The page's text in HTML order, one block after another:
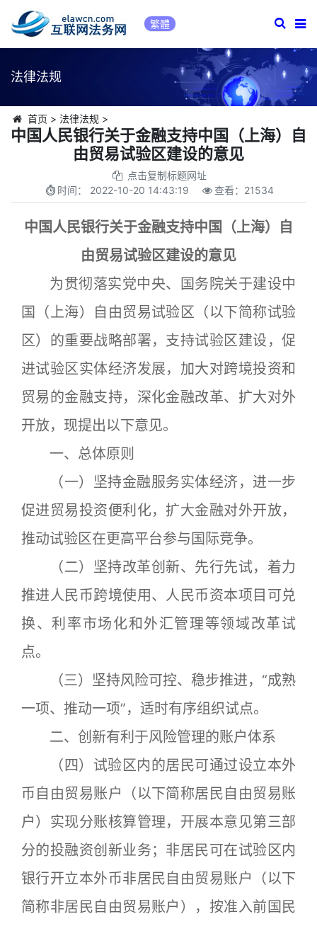
繁體
法律法规
首页 > 法律法规 >
中国人民银行关于金融支持中国（上海）自
由贸易试验区建设的意见
点击复制标题网址
时间： 2022-10-20 14:43:19 查看： 21534
中国人民银行关于金融支持中国（上海）自
由贸易试验区建设的意见
为贯彻落实党中央、国务院关于建设中
国（上海）自由贸易试验区（以下简称试验
区）的重要战略部署，支持试验区建设，促
进试验区实体经济发展，加大对跨境投资和
贸易的金融支持，深化金融改革、扩大对外
开放，现提出以下意见。
一、总体原则
（一）坚持金融服务实体经济，进一步
促进贸易投资便利化，扩大金融对外开放，
推动试验区在更高平台参与国际竞争。
（二）坚持改革创新、先行先试，着力
推进人民币跨境使用、人民币资本项目可兑
换、利率市场化和外汇管理等领域改革试
点。
（三）坚持风险可控、稳步推进，“成熟
一项、推动一项”，适时有序组织试点。
二、创新有利于风险管理的账户体系
（四）试验区内的居民可通过设立本外
币自由贸易账户（以下简称居民自由贸易账
户）实现分账核算管理，开展本意见第三部
分的投融资创新业务；非居民可在试验区内
银行开立本外币非居民自由贸易账户（以下
简称非居民自由贸易账户），按准入前国民